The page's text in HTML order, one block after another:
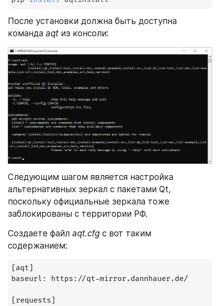
После установки должна быть доступна
команда aqt из консоли:
Следующим шагом является настройка
альтернативных зеркал с пакетами Qt,
поскольку официальные зеркала тоже
заблокированы с территории РФ.
Создаете файл aqt.cfg с вот таким
содержанием:
[aqt]
baseurl: https://qt-mirror.dannhauer.de/
[requests]